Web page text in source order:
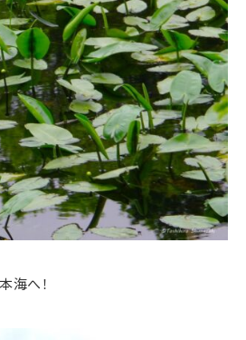
海へ！